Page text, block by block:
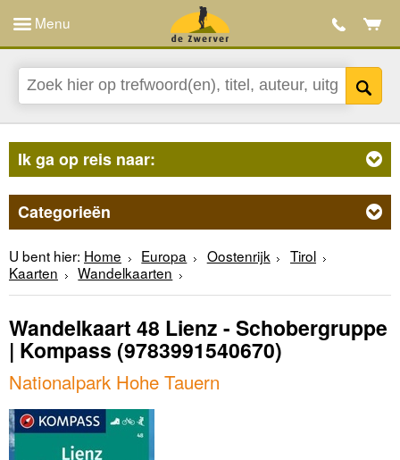
Menu
Ik ga op reis naar:
Categorieën
U bent hier: Home Europa Oostenrijk
Tirol
Kaarten
Wandelkaarten
Wandelkaart 48 Lienz - Schobergruppe
| Kompass (9783991540670)
Nationalpark Hohe Tauern